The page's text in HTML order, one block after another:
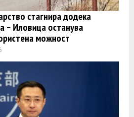
стагнира додека
– Иловица останува
можност